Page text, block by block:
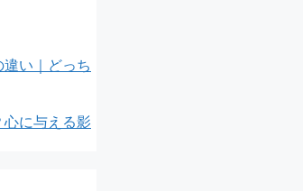
い｜どっち
心に与える影